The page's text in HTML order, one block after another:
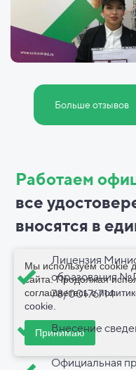
Больше отзывов
Работаем
все
вносятся в
Лицензия
образования
78/00176714
Внесение
Официальная
Мы используем cookie
сайта. Продолжая
соглашаетесь с
cookie
Принимаю